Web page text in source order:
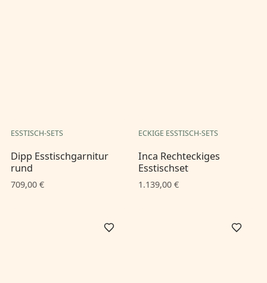
ESSTISCH-SETS
Dipp Esstischgarnitur
rund
709,00 €
ECKIGE ESSTISCH-SETS
Inca Rechteckiges
Esstischset
1.139,00 €